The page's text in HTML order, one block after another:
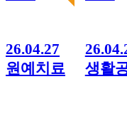
26.04.27
원예치료
생활